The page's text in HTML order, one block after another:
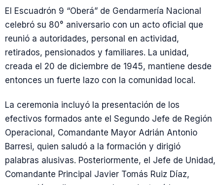
El Escuadrón 9 “Oberá” de Gendarmería Nacional
celebró su 80° aniversario con un acto oficial que
reunió a autoridades, personal en actividad,
retirados, pensionados y familiares. La unidad,
creada el 20 de diciembre de 1945, mantiene desde
entonces un fuerte lazo con la comunidad local.
La ceremonia incluyó la presentación de los
efectivos formados ante el Segundo Jefe de Región
Operacional, Comandante Mayor Adrián Antonio
Barresi, quien saludó a la formación y dirigió
palabras alusivas. Posteriormente, el Jefe de Unidad,
Comandante Principal Javier Tomás Ruiz Díaz,